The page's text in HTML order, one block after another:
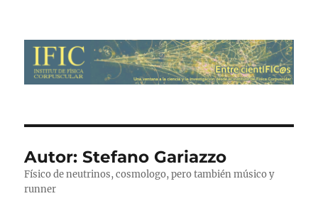
Entre cientIFIC@s
Autor:Stefano Gariazzo
Físico de neutrinos, cosmologo, pero también músico y
runner